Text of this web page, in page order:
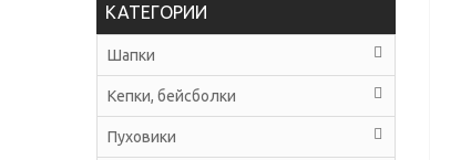
КАТЕГОРИИ
Шапки
Кепки, бейсболки
Пуховики